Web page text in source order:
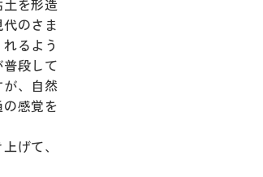
のさま
るよう
段して
、自然
感覚を
げて、